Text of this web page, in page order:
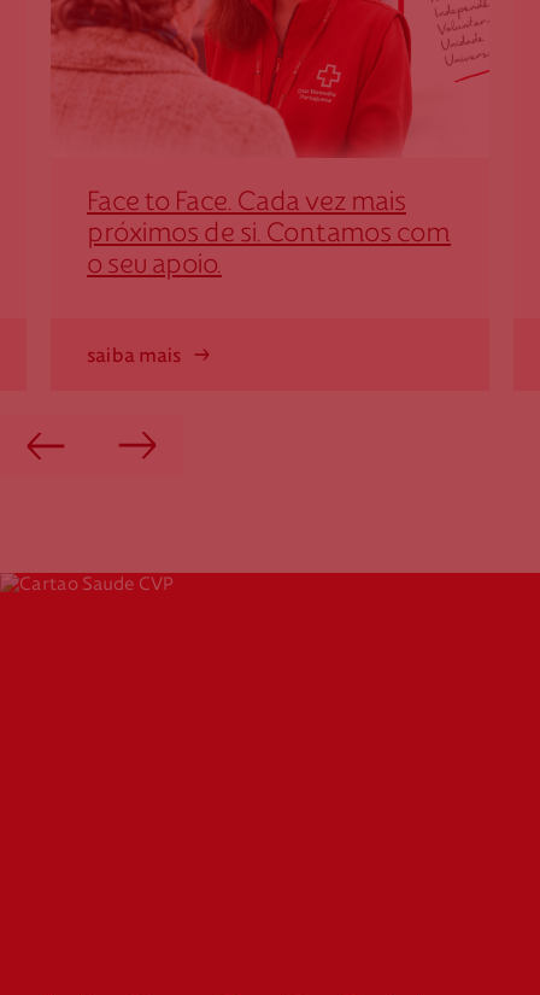
Face to Face. Cada vez mais
próximos de si. Contamos com
o seu apoio.
saiba mais